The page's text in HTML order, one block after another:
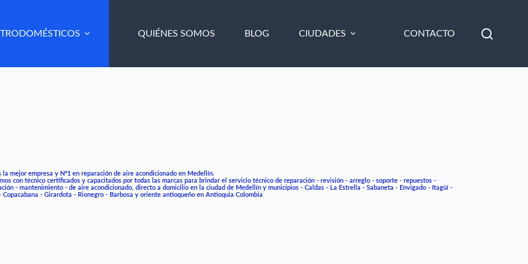
QUIÉNES SOMOS BLOG CIUDADES CONTACTO
la mejor empresa y Nº1 en reparación de aire acondicionado en Medellín.
con técnico certificados y capacitados por todas las marcas para brindar el servicio técnico de reparación - revisión - arreglo - soporte - repuestos -
- mantenimiento - de aire acondicionado, directo a domicilio en la ciudad de Medellín y municipios - Caldas - La Estrella - Sabaneta - Envigado - Itagüí -
Copacabana - Girardota - Rionegro - Barbosa y oriente antioqueño en Antioquia Colombia